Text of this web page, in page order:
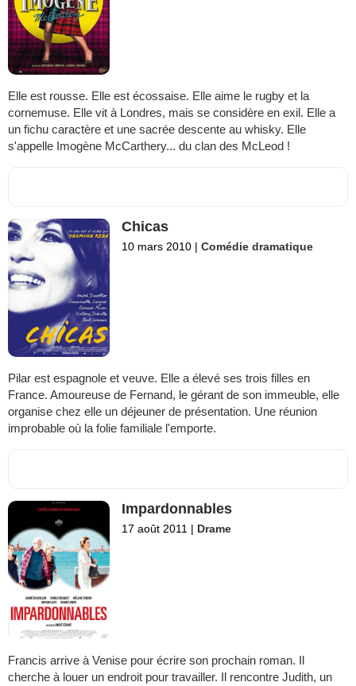
Elle est rousse. Elle est écossaise. Elle aime le rugby et la
cornemuse. Elle vit à Londres, mais se considère en exil. Elle a
un fichu caractère et une sacrée descente au whisky. Elle
s'appelle Imogène McCarthery... du clan des McLeod !
Chicas
10 mars 2010 | Comédie dramatique
Pilar est espagnole et veuve. Elle a élevé ses trois filles en
France. Amoureuse de Fernand, le gérant de son immeuble, elle
organise chez elle un déjeuner de présentation. Une réunion
improbable où la folie familiale l'emporte.
Impardonnables
17 août 2011 | Drame
Francis arrive à Venise pour écrire son prochain roman. Il
cherche à louer un endroit pour travailler. Il rencontre Judith, un